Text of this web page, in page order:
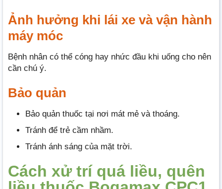
Ảnh hưởng khi lái xe và vận hành
máy móc
Bệnh nhân có thể cóng hay nhức đầu khi uống cho nên
cần chú ý.
Bảo quản
Bảo quản thuốc tại nơi mát mẻ và thoáng.
Tránh để trẻ cầm nhầm.
Tránh ánh sáng của mặt trời.
Cách xử trí quá liều, quên